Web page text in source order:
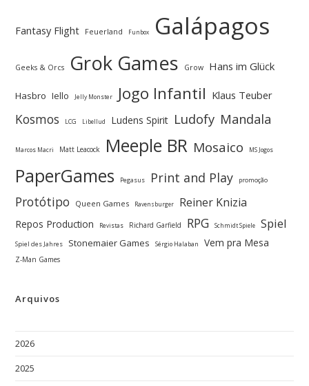
Fantasy Flight Feuerland Funbox Galápagos
Geeks & Orcs Grok Games Grow Hans im Glück
Hasbro Iello Jelly Monster Jogo Infantil Klaus Teuber
Kosmos LCG Libellud Ludens Spirit Ludofy Mandala
Marcos Macri Matt Leacock Meeple BR Mosaico MS Jogos
PaperGames Pegasus Print and Play promoção
Protótipo Queen Games Ravensburger Reiner Knizia
Repos Production Revistas Richard Garfield RPG Schmidt Spiele Spiel
Spiel des Jahres Stonemaier Games Sérgio Halaban Vem pra Mesa
Z-Man Games
Arquivos
2026
2025